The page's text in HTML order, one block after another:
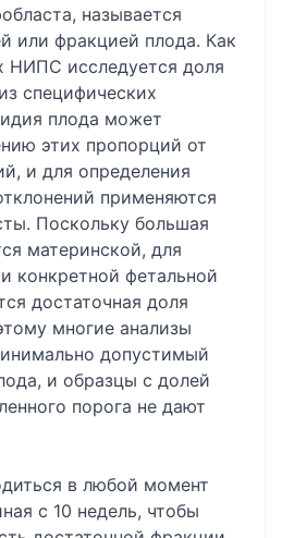
называется
или фракцией плода. Как
НИПС исследуется доля
специфических
плода может
этих пропорций от
и для определения
применяются
Поскольку большая
материнской, для
конкретной фетальной
достаточная доля
многие анализы
допустимый
и образцы с долей
порога не дают
в любой момент
с 10 недель, чтобы